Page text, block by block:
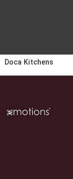
Doca Kitchens